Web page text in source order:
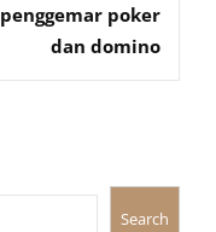
penggemar poker
dan domino
Search